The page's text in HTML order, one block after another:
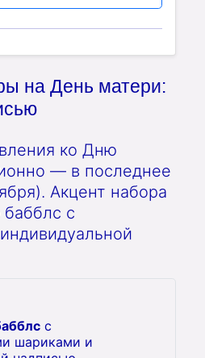
на День матери:
ко Дню
— в последнее
Акцент набора
с
с
шариками и